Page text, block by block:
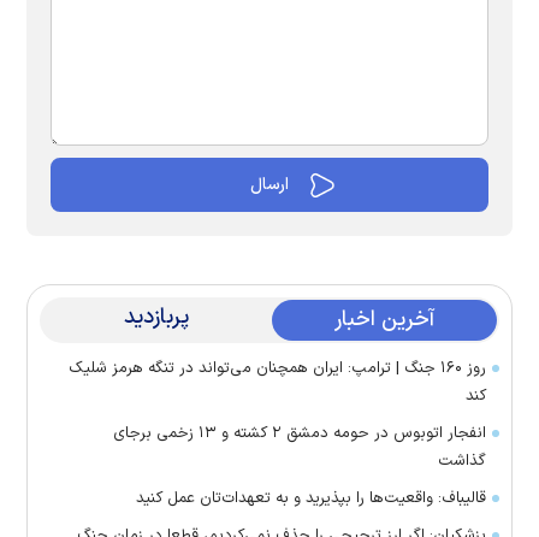
آخرین اخبار پربازدید
روز ۱۶۰ جنگ | ترامپ: ایران همچنان می‌تواند در تنگه هرمز شلیک
کند
انفجار اتوبوس در حومه دمشق ۲ کشته و ۱۳ زخمی برجای
گذاشت
قالیباف: واقعیت‌ها را بپذیرید و به تعهدات‌تان عمل کنید